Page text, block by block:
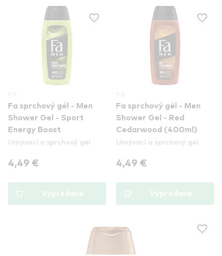
Fa sprchový gél - Men
Shower Gel - Sport
Energy Boost
Umývací a sprchový gél
4,49 €
Vypredané
Fa sprchový gél - Men
Shower Gel - Red
Cedarwood (400ml)
Umývací a sprchový gél
4,49 €
Vypredané